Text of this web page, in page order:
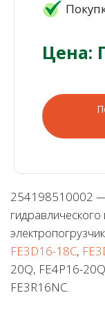
Цена:
254198510002 —
FE3D16-18C,
20Q, FE4P16-
FE3R16NC.